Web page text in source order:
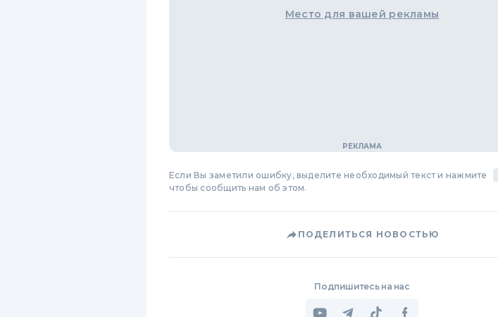
Место для вашей рекламы
Если Вы заметили ошибку, выделите необходимый текст и нажмите
чтобы сообщить нам об этом.
ПОДЕЛИТЬСЯ НОВОСТЬЮ
Подпишитесь на нас